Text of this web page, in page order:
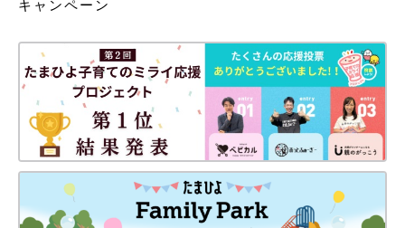
ての動作が行え、人間工学にもとづいた設計で肩・腰らくらく。
ママの自然な横抱きに近い「ママうで抱っこ」は、新生児期に安
心。
キャンペーン